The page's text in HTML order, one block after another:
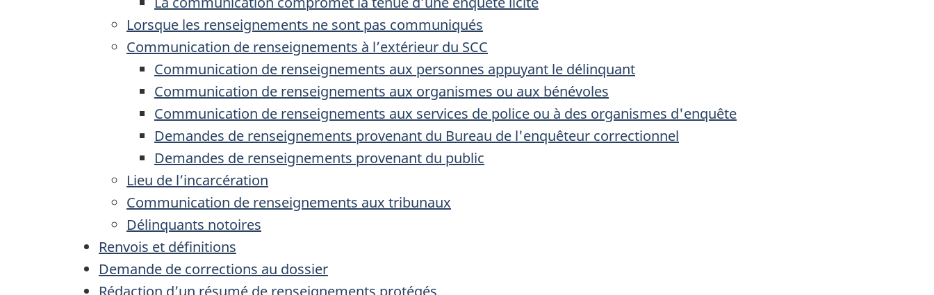
Lorsque les renseignements ne sont pas communiqués
Communication de renseignements à l’extérieur du SCC
Communication de renseignements aux personnes appuyant le délinquant
Communication de renseignements aux organismes ou aux bénévoles
Communication de renseignements aux services de police ou à des organismes d'enquête
Demandes de renseignements provenant du Bureau de l'enquêteur correctionnel
Demandes de renseignements provenant du public
Lieu de l’incarcération
Communication de renseignements aux tribunaux
Délinquants notoires
Renvois et définitions
Demande de corrections au dossier
Rédaction d’un résumé de renseignements protégés